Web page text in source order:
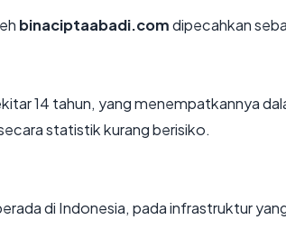
binaciptaabadi.comdipecahkan
14 tahun, yang menempatkannya
statistik kurang berisiko.
di Indonesia, pada infrastruktur